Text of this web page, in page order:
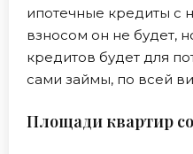
ипотечные кредиты с
взносом он не будет,
кредитов будет для
сами займы, по всей
Площади квартир